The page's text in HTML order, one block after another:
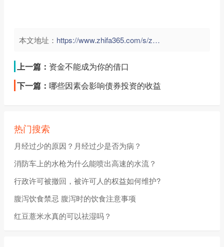
本文地址： https://www.zhifa365.com/s/zCM6whdEBLNpsvTt">
上一篇： 资金不能成为你的借口
下一篇： 哪些因素会影响债券投资的收益
热门搜索
月经过少的原因？月经过少是否为病？
消防车上的水枪为什么能喷出高速的水流？
行政许可被撤回，被许可人的权益如何维护?
腹泻饮食禁忌 腹泻时的饮食注意事项
红豆薏米水真的可以祛湿吗？